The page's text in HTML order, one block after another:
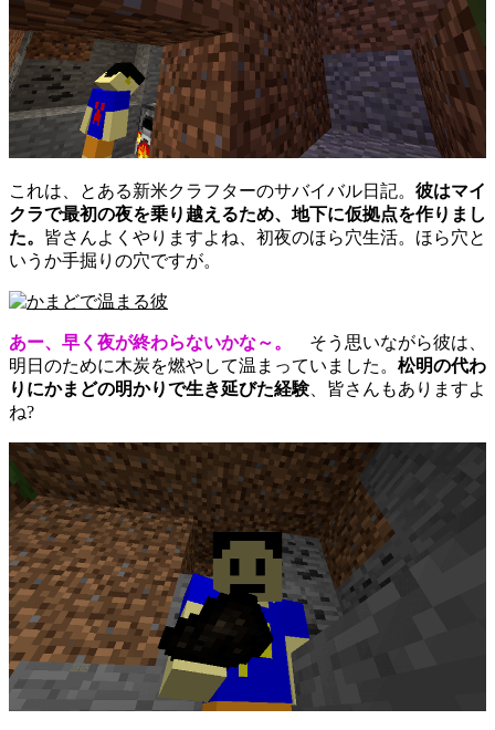
これは、とある新米クラフターのサバイバル日記。 彼はマイ
クラで最初の夜を乗り越えるため、地下に仮拠点を作りまし
た。 皆さんよくやりますよね、初夜のほら穴生活。ほら穴と
いうか手掘りの穴ですが。
あー、早く夜が終わらないかな～。
そう思いながら彼は、
明日のために木炭を燃やして温まっていました。 松明の代わ
りにかまどの明かりで生き延びた経験、皆さんもありますよ
ね?